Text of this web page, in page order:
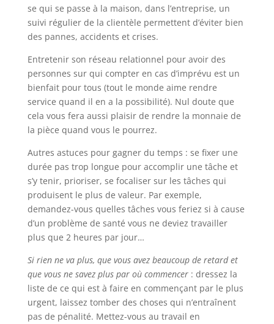
se qui se passe à la maison, dans l’entreprise, un
suivi régulier de la clientèle permettent d’éviter bien
des pannes, accidents et crises.
Entretenir son réseau relationnel pour avoir des
personnes sur qui compter en cas d’imprévu est un
bienfait pour tous (tout le monde aime rendre
service quand il en a la possibilité). Nul doute que
cela vous fera aussi plaisir de rendre la monnaie de
la pièce quand vous le pourrez.
Autres astuces pour gagner du temps : se fixer une
durée pas trop longue pour accomplir une tâche et
s’y tenir, prioriser, se focaliser sur les tâches qui
produisent le plus de valeur. Par exemple,
demandez-vous quelles tâches vous feriez si à cause
d’un problème de santé vous ne deviez travailler
plus que 2 heures par jour…
Si rien ne va plus, que vous avez beaucoup de retard et
que vous ne savez plus par où commencer: dressez la
liste de ce qui est à faire en commençant par le plus
urgent, laissez tomber des choses qui n’entraînent
pas de pénalité. Mettez-vous au travail en